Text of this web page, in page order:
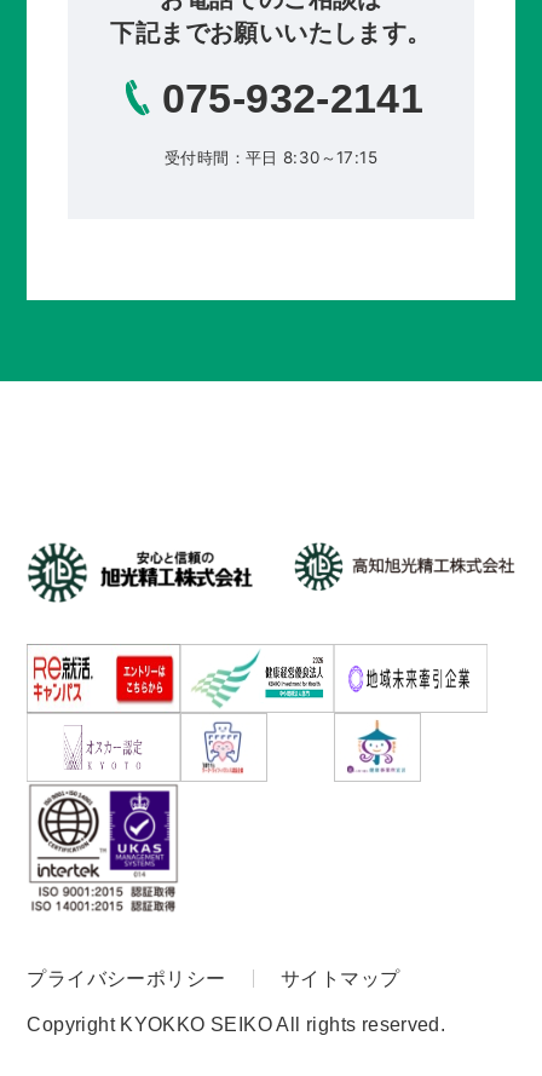
下記までお願いいたします。
075-932-2141
受付時間：平日 8:30～17:15
Copyright KYOKKO SEIKO All rights reserved.
プライバシーポリシー サイトマップ